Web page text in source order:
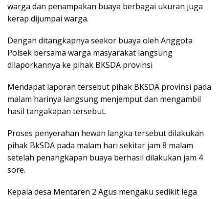
warga dan penampakan buaya berbagai ukuran juga
kerap dijumpai warga.
Dengan ditangkapnya seekor buaya oleh Anggota
Polsek bersama warga masyarakat langsung
dilaporkannya ke pihak BKSDA provinsi
Mendapat laporan tersebut pihak BKSDA provinsi pada
malam harinya langsung menjemput dan mengambil
hasil tangakapan tersebut.
Proses penyerahan hewan langka tersebut dilakukan
pihak BkSDA pada malam hari sekitar jam 8 malam
setelah penangkapan buaya berhasil dilakukan jam 4
sore.
Kepala desa Mentaren 2 Agus mengaku sedikit lega